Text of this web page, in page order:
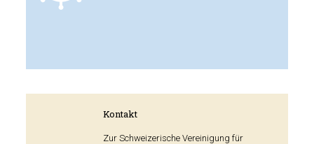
Kontakt
Zur Schweizerische Vereinigung für